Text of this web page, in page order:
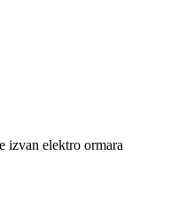
izvan elektro ormara